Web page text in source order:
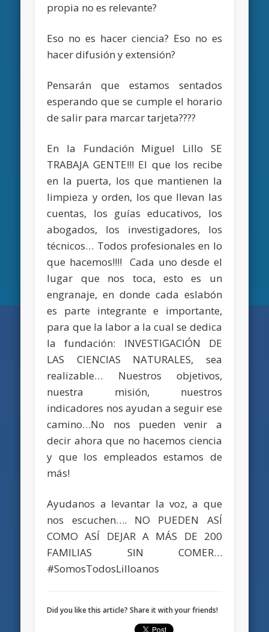
propia no es relevante?
Eso no es hacer ciencia? Eso no es
hacer difusión y extensión?
Pensarán que estamos sentados
esperando que se cumple el horario
de salir para marcar tarjeta????
En la Fundación Miguel Lillo SE
TRABAJA GENTE!!! El que los recibe
en la puerta, los que mantienen la
limpieza y orden, los que llevan las
cuentas, los guías educativos, los
abogados, los investigadores, los
técnicos… Todos profesionales en lo
que hacemos!!!! Cada uno desde el
lugar que nos toca, esto es un
engranaje, en donde cada eslabón
es parte integrante e importante,
para que la labor a la cual se dedica
la fundación: INVESTIGACIÓN DE
LAS CIENCIAS NATURALES, sea
realizable… Nuestros objetivos,
nuestra misión, nuestros
indicadores nos ayudan a seguir ese
camino…No nos pueden venir a
decir ahora que no hacemos ciencia
y que los empleados estamos de
más!
Ayudanos a levantar la voz, a que
nos escuchen…. NO PUEDEN ASÍ
COMO ASÍ DEJAR A MÁS DE 200
FAMILIAS SIN COMER…
#SomosTodosLilloanos
Did you like this article? Share it with your friends!